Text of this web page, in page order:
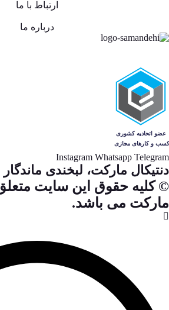
ارتباط با ما
درباره ما
Telegram
Whatsapp
Instagram
دنتیکال مارکت، لبخندی ماندگار
© کلیه حقوق این سایت متعلق
مارکت می باشد.